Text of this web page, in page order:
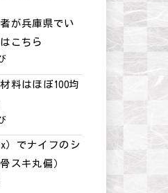
が兵庫県でい
こちら
料はほぼ100均
）でナイフのシ
スキ丸偏）